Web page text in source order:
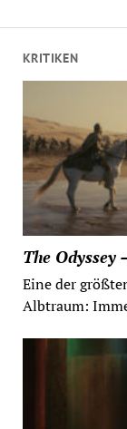
KRITIKEN
The Odyssey
Eine der
Albtraum: